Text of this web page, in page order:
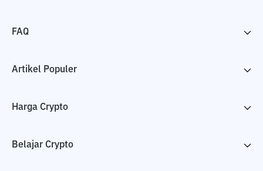
FAQ
Artikel Populer
Harga Crypto
Belajar Crypto